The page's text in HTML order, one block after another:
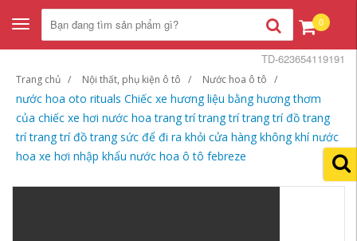
Toggle
navigation
0
Trang chủ Nội thất, phụ kiện ô tô Nước hoa ô tô
nước hoa oto rituals Chiếc xe hương liệu bằng hương thơm
của chiếc xe hơi nước hoa trang trí trang trí trang trí đồ trang
trí trang trí đồ trang sức để đi ra khỏi cửa hàng không khí nước
hoa xe hơi nhập khẩu nước hoa ô tô febreze
TD-623654119191